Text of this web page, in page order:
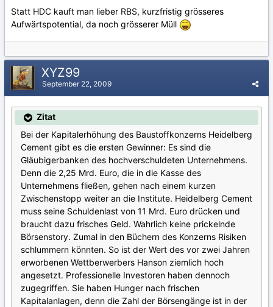
Statt HDC kauft man lieber RBS, kurzfristig grösseres
Aufwärtspotential, da noch grösserer Müll
XYZ99
September 22, 2009
Zitat
Bei der Kapitalerhöhung des Baustoffkonzerns Heidelberg
Cement gibt es die ersten Gewinner: Es sind die
Gläubigerbanken des hochverschuldeten Unternehmens.
Denn die 2,25 Mrd. Euro, die in die Kasse des
Unternehmens fließen, gehen nach einem kurzen
Zwischenstopp weiter an die Institute. Heidelberg Cement
muss seine Schuldenlast von 11 Mrd. Euro drücken und
braucht dazu frisches Geld. Wahrlich keine prickelnde
Börsenstory. Zumal in den Büchern des Konzerns Risiken
schlummern könnten. So ist der Wert des vor zwei Jahren
erworbenen Wettberwerbers Hanson ziemlich hoch
angesetzt. Professionelle Investoren haben dennoch
zugegriffen. Sie haben Hunger nach frischen
Kapitalanlagen, denn die Zahl der Börsengänge ist in der